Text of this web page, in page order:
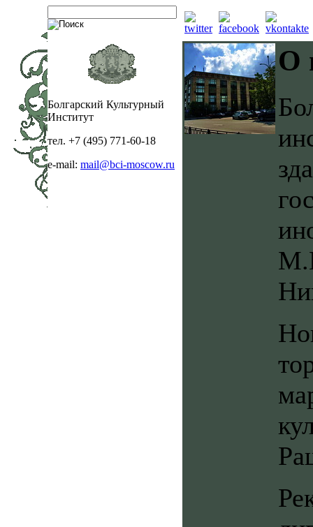
Болгарский Культурный
Институт
тел. +7 (495) 771-60-18
e-mail: mail@bci-moscow.ru
О